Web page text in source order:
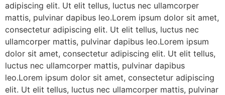
adipiscing elit. Ut elit tellus, luctus nec ullamcorper
mattis, pulvinar dapibus leo.Lorem ipsum dolor sit amet,
consectetur adipiscing elit. Ut elit tellus, luctus nec
ullamcorper mattis, pulvinar dapibus leo.Lorem ipsum
dolor sit amet, consectetur adipiscing elit. Ut elit tellus,
luctus nec ullamcorper mattis, pulvinar dapibus
leo.Lorem ipsum dolor sit amet, consectetur adipiscing
elit. Ut elit tellus, luctus nec ullamcorper mattis, pulvinar